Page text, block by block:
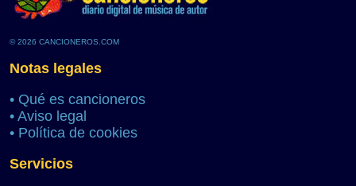
© 2026 CANCIONEROS.COM
Notas legales
• Qué es cancioneros
• Aviso legal
• Política de cookies
Servicios